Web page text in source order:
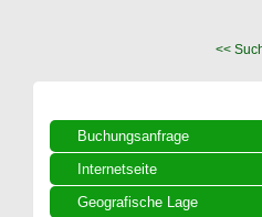
<<
Buchungsanfrage
Internetseite
Geografische Lage